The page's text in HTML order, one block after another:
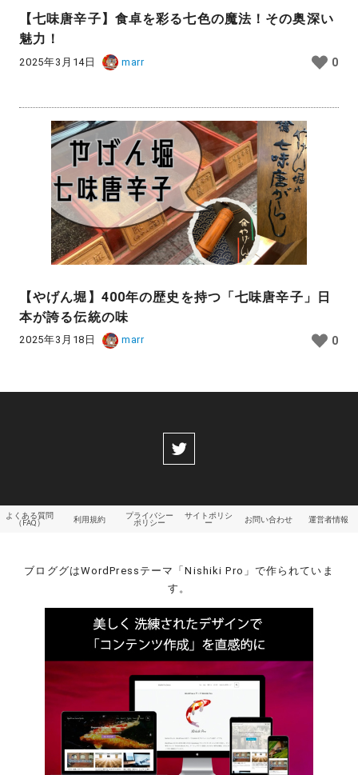
【七味唐辛子】食卓を彩る七色の魔法！その奥深い
魅力！
2025年3月14日 marr 0
【やげん堀】400年の歴史を持つ「七味唐辛子」日
本が誇る伝統の味
2025年3月18日 marr 0
よくある質問
（FAQ）
利用規約
プライバシー
ポリシー
サイトポリシ
ー
お問い合わせ 運営者情報
ブロググはWordPressテーマ「Nishiki Pro」で作られていま
す。